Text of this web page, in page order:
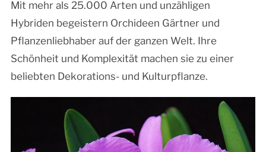
Mit mehr als 25.000 Arten und unzähligen
Hybriden begeistern Orchideen Gärtner und
Pflanzenliebhaber auf der ganzen Welt. Ihre
Schönheit und Komplexität machen sie zu einer
beliebten Dekorations- und Kulturpflanze.